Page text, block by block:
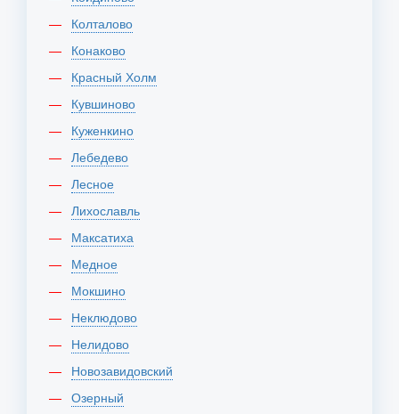
Колталово
Конаково
Красный Холм
Кувшиново
Куженкино
Лебедево
Лесное
Лихославль
Максатиха
Медное
Мокшино
Неклюдово
Нелидово
Новозавидовский
Озерный